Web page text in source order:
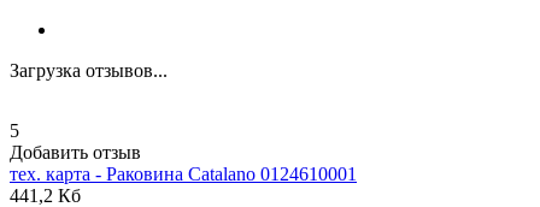
Загрузка отзывов...
5
Добавить отзыв
тех. карта - Раковина Catalano 0124610001
441,2 Кб